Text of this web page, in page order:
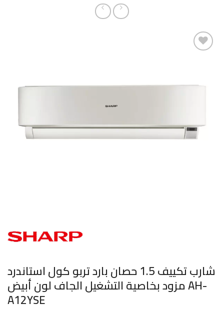
شارب تكييف 1.5 حصان بارد تربو كول استاندرد
مزود بخاصية التشغيل الجاف لون أبيض AH-
A12YSE